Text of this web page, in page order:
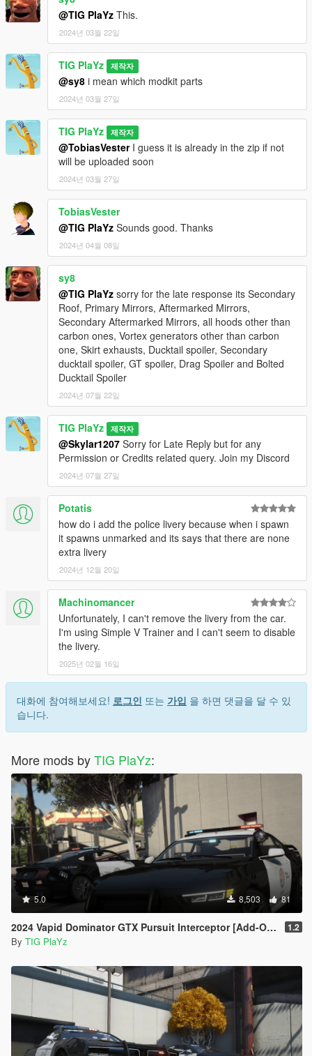
@TIG PlaYz This.
2024년 03월 22일
TIG PlaYz 제작자
@sy8 i mean which modkit parts
2024년 03월 27일
TIG PlaYz 제작자
@TobiasVesterI guess it is already in the zip if not
will be uploaded soon
2024년 03월 27일
TobiasVester
@TIG PlaYz Sounds good. Thanks
2024년 04월 08일
sy8
@TIG PlaYz sorry for the late response its Secondary
Roof, Primary Mirrors, Aftermarked Mirrors,
Secondary Aftermarked Mirrors, all hoods other than
carbon ones, Vortex generators other than carbon
one, Skirt exhausts, Ducktail spoiler, Secondary
ducktail spoiler, GT spoiler, Drag Spoiler and Bolted
Ducktail Spoiler
2024년 07월 22일
TIG PlaYz 제작자
@Skylar1207 Sorry for Late Reply but for any
Permission or Credits related query. Join my Discord
2024년 07월 27일
Potatis
how do i add the police livery because when i spawn
it spawns unmarked and its says that there are none
extra livery
2024년 12월 20일
Machinomancer
Unfortunately, I can't remove the livery from the car.
I'm using Simple V Trainer and I can't seem to disable
the livery.
2025년 02월 16일
대화에 참여해보세요! 로그인 또는 가입 을 하면 댓글을 달 수 있
습니다.
More mods byTIG PlaYz:
5.0 8,503 81
2024 Vapid Dominator GTX Pursuit Interceptor [Add-On / FiveM | Tuning | LODs] 1.2
By TIG PlaYz